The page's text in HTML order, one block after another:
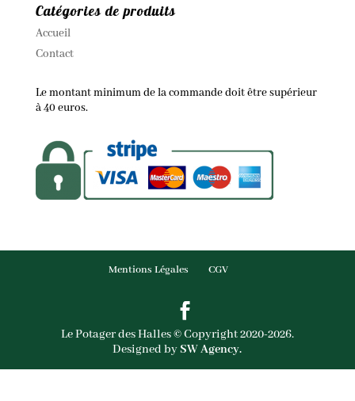
Catégories de produits
Accueil
Contact
Le montant minimum de la commande doit être supérieur
à 40 euros.
Mentions Légales CGV
Le Potager des Halles © Copyright 2020-2026.
Designed bySW Agency.